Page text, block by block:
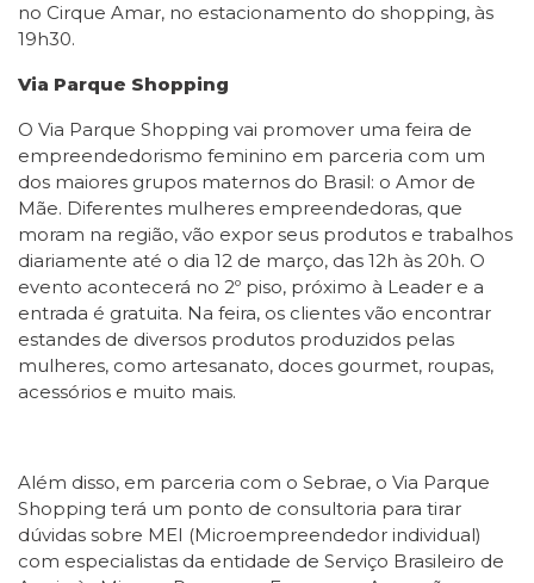
no Cirque Amar, no estacionamento do shopping, às
19h30.
Via Parque Shopping
O Via Parque Shopping vai promover uma feira de
empreendedorismo feminino em parceria com um
dos maiores grupos maternos do Brasil: o Amor de
Mãe. Diferentes mulheres empreendedoras, que
moram na região, vão expor seus produtos e trabalhos
diariamente até o dia 12 de março, das 12h às 20h. O
evento acontecerá no 2º piso, próximo à Leader e a
entrada é gratuita. Na feira, os clientes vão encontrar
estandes de diversos produtos produzidos pelas
mulheres, como artesanato, doces gourmet, roupas,
acessórios e muito mais.
Além disso, em parceria com o Sebrae, o Via Parque
Shopping terá um ponto de consultoria para tirar
dúvidas sobre MEI (Microempreendedor individual)
com especialistas da entidade de Serviço Brasileiro de